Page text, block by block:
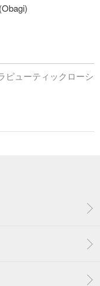
ピューティックローシ